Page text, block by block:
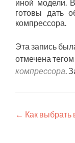
иной модели.
готовы дать
компрессора.
Эта запись
отмечена тегом
компрессора.
← Как